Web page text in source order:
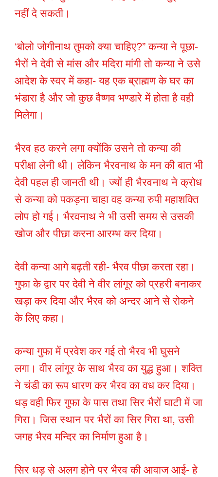
नहीं दे सकती।
‘बोलो जोगीनाथ तुमको क्या चाहिए?” कन्या ने पूछा-
भैरों ने देवी से मांस और मदिरा मांगी तो कन्या ने उसे
आदेश के स्वर में कहा- यह एक ब्राह्मण के घर का
भंडारा है और जो कुछ वैष्णव भण्डारे में होता है वही
मिलेगा।
भैरव हठ करने लगा क्योंकि उसने तो कन्या की
परीक्षा लेनी थी। लेकिन भैरवनाथ के मन की बात भी
देवी पहल ही जानती थी। ज्यों ही भैरवनाथ ने क्रोध
से कन्या को पकड़ना चाहा वह कन्या रुपी महाशक्ति
लोप हो गई। भैरवनाथ ने भी उसी समय से उसकी
खोज और पीछा करना आरम्भ कर दिया।
देवी कन्या आगे बढ़ती रही- भैरव पीछा करता रहा।
गुफा के द्वार पर देवी ने वीर लांगूर को प्रहरी बनाकर
खड़ा कर दिया और भैरव को अन्दर आने से रोकने
के लिए कहा।
कन्या गुफा में प्रवेश कर गई तो भैरव भी घुसने
लगा। वीर लांगूर के साथ भैरव का युद्ध हुआ। शक्ति
ने चंडी का रूप धारण कर भैरव का वध कर दिया।
धड़ वही फिर गुफा के पास तथा सिर भैरों घाटी में जा
गिरा। जिस स्थान पर भैरों का सिर गिरा था, उसी
जगह भैरव मन्दिर का निर्माण हुआ है।
सिर धड़ से अलग होने पर भैरव की आवाज आई- हे